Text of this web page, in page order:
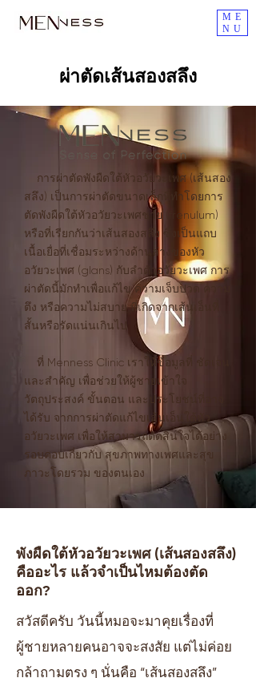
ME
NU
ผ่าตัดเส้นสองสลึง
การผ่าตัดพังผืดใต้หัวอวัยวะเพศ (เส้นสอง
สลึง) เป็นการผ่าตัดขนาดเล็กที่ทำโดยการ
ตัดพังผืดใต้หัวอวัยวะเพศชาย (frenulum)
หรือที่เรียกกันว่าเส้นสองสลึง ซึ่งเป็นแถบ
เนื้อเยื่อที่เชื่อมระหว่างด้านล่างของหัว
อวัยวะเพศ (glans) กับลำตัวอวัยวะเพศ การ
ผ่าตัดนี้มักทำเพื่อแก้ไข ความเจ็บปวด ความ
ตึง หรือความไม่สบาย ที่เกิดจากเส้นเอ็นที่
สั้นหรือรัดแน่นเกินไป
ที่ Menness Clinic เราให้ข้อมูลที่ ชัดเจน
และสำคัญ เพื่อช่วยให้ผู้ชายเข้าใจ
วัตถุประสงค์ ขั้นตอน และประโยชน์ที่อาจ
ได้รับ จากการผ่าตัดแก้ไขเส้นเอ็นใต้หัว
อวัยวะเพศ เพื่อให้สามารถตัดสินใจได้อย่าง
รอบคอบเกี่ยวกับ สุขภาพทางเพศและสุข
ภาวะโดยรวม ของตนเอง
พังผืดใต้หัวอวัยวะเพศ (เส้นสองสลึง)
คืออะไร แล้วจำเป็นไหมต้องตัด
ออก?
สวัสดีครับ วันนี้หมอจะมาคุยเรื่องที่
ผู้ชายหลายคนอาจจะสงสัย แต่ไม่ค่อย
กล้าถามตรง ๆ นั่นคือ “เส้นสองสลึง”